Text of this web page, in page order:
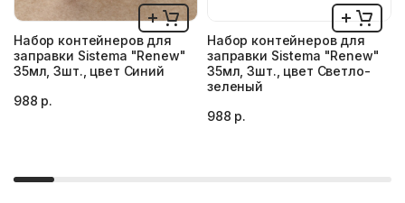
Набор контейнеров для
заправки Sistema "Renew"
35мл, 3шт., цвет Синий
988 р.
Набор контейнеров для
заправки Sistema "Renew"
35мл, 3шт., цвет Светло-
зеленый
988 р.